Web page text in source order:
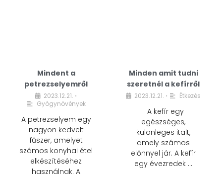
Mindent a
petrezselyemről
2023.12.21. •
Gyógynövények
A petrezselyem egy
nagyon kedvelt
fűszer, amelyet
számos konyhai étel
elkészítéséhez
használnak. A
Minden amit tudni
szeretnél a kefírről
2023.12.21. • Étkezés
A kefír egy
egészséges,
különleges italt,
amely számos
előnnyel jár. A kefír
egy évezredek …